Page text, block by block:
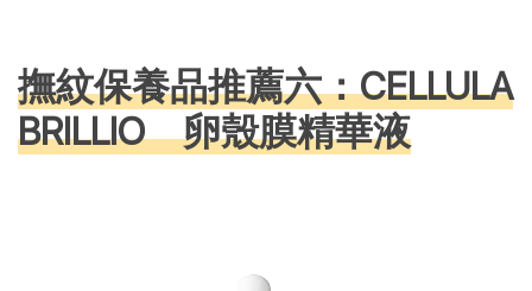
撫紋保養品推薦六：CELLULA
BRILLIO 卵殼膜精華液